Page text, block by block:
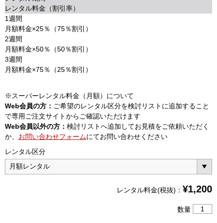
レンタル料金（割引率）
1週間
月額料金×25％（75％割引）
2週間
月額料金×50％（50％割引）
3週間
月額料金×75％（25％割引）
※スーパーレンタル料金（月額）について
Web会員の方： ご希望のレンタル区分を検討リストに追加すること
で専用ご注文サイトからご確認いただけます
Web会員以外の方： 検討リストへ追加してお見積をご依頼いただく
か、 お問い合わせフォームにてお問い合わせください
レンタル区分
レンタル料金(税抜)： ¥1,200
数量